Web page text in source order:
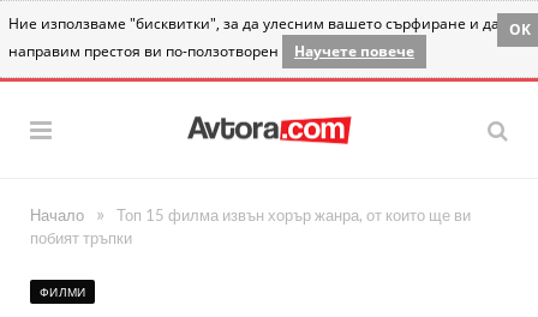
Ние използваме "бисквитки", за да улесним вашето сърфиране и да
направим престоя ви по-ползотворен
Научете повече
OK
Начало »
Топ 15 филма извън хорър жанра, от които ще ви
побият тръпки
ФИЛМИ